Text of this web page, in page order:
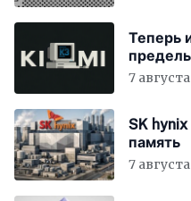
Теперь
7
SK
память
7